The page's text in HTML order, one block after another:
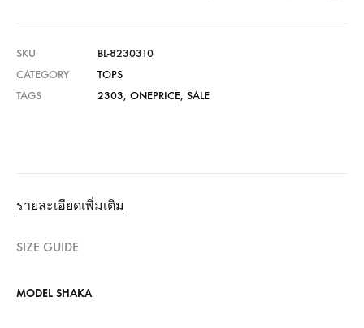
SKU
BL-8230310
CATEGORY
TOPS
TAGS
2303, ONEPRICE, SALE
รายละเอียดเพิ่มเติม
SIZE GUIDE
MODEL SHAKA